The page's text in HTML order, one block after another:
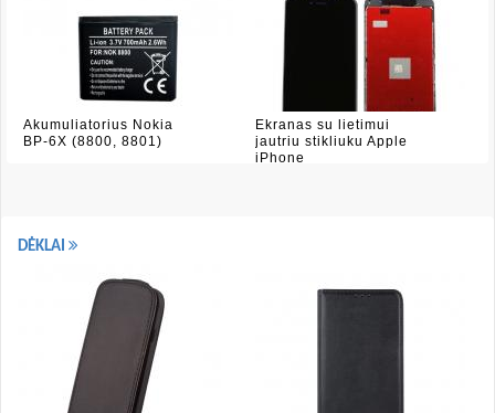
Akumuliatorius Nokia
BP-6X (8800, 8801)
Ekranas su lietimui
jautriu stikliuku Apple
iPhone
DĖKLAI